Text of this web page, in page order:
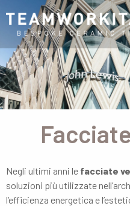
Negli ultimi anni le facciate
soluzioni più utilizzate
l’efficienza energetica e